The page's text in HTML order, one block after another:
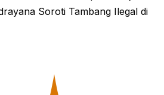
Soroti Tambang Ilegal di